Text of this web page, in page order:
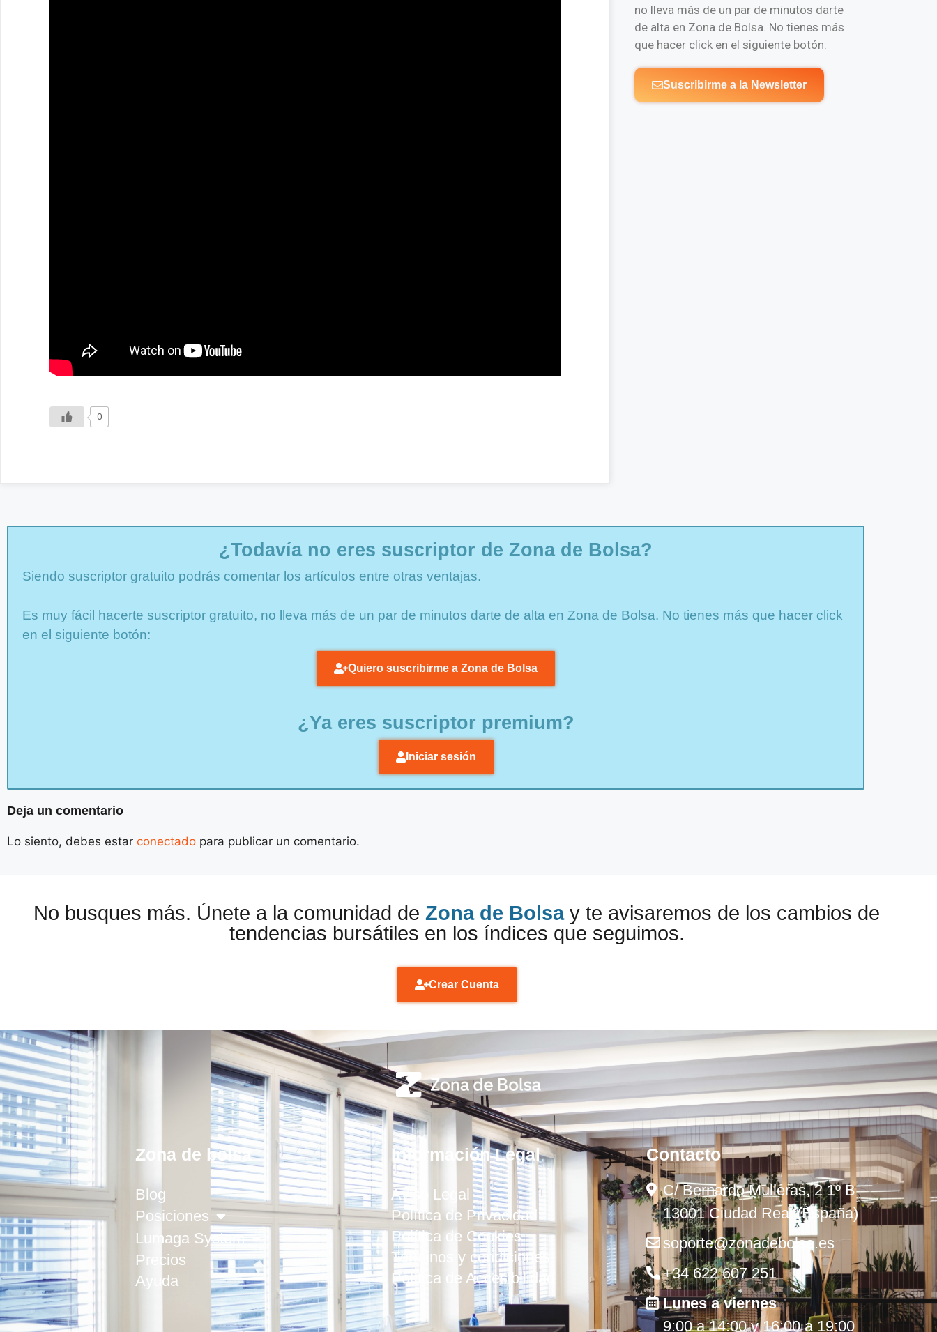
0
no lleva más de un par de minutos darte
de alta en Zona de Bolsa. No tienes más
que hacer click en el siguiente botón:
Suscribirme a la Newsletter
¿Todavía no eres suscriptor de Zona de Bolsa?
Siendo suscriptor gratuito podrás comentar los artículos entre otras ventajas.
Es muy fácil hacerte suscriptor gratuito, no lleva más de un par de minutos darte de alta en Zona de Bolsa. No tienes más que hacer click
en el siguiente botón:
Quiero suscribirme a Zona de Bolsa
¿Ya eres suscriptor premium?
Iniciar sesión
Deja un comentario
Lo siento, debes estar conectado para publicar un comentario.
No busques más. Únete a la comunidad de Zona de Bolsay te avisaremos de los cambios de
tendencias bursátiles en los índices que seguimos.
Crear Cuenta
Zona de bolsa
Blog
Posiciones
Lumaga System
Precios
Ayuda
Información Legal
Aviso Legal
Política de Privacidad
Política de Cookies
Términos y condiciones
Política de Accesibilidad
Contacto
C/ Bernardo Mulleras, 2 1º B
13001 Ciudad Real (España)
soporte@zonadebolsa.es
+34 622 607 251
Lunes a viernes
9:00 a 14:00 y 16:00 a 19:00